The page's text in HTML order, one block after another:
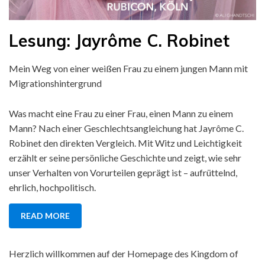
kingdomofcologne
Posted
on
Lesung: Jayrôme C. Robinet
Mein Weg von einer weißen Frau zu einem jungen Mann mit
Migrationshintergrund
Was macht eine Frau zu einer Frau, einen Mann zu einem
Mann? Nach einer Geschlechtsangleichung hat Jayrôme C.
Robinet den direkten Vergleich. Mit Witz und Leichtigkeit
erzählt er seine persönliche Geschichte und zeigt, wie sehr
unser Verhalten von Vorurteilen geprägt ist – aufrüttelnd,
ehrlich, hochpolitisch.
READ MORE
Herzlich willkommen auf der Homepage des Kingdom of